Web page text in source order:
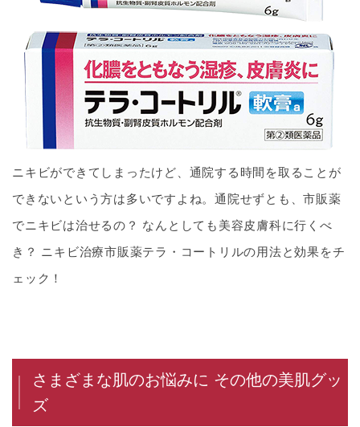
ニキビができてしまったけど、通院する時間を取ることが
できないという方は多いですよね。通院せずとも、市販薬
でニキビは治せるの？ なんとしても美容皮膚科に行くべ
き？ ニキビ治療市販薬テラ・コートリルの用法と効果をチ
ェック！
さまざまな肌のお悩みに その他の美肌グッ
ズ